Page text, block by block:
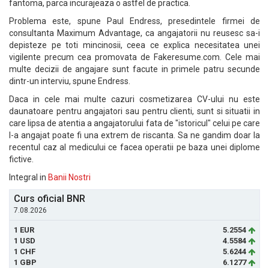
fantoma, parca incurajeaza o astfel de practica.
Problema este, spune Paul Endress, presedintele firmei de
consultanta Maximum Advantage, ca angajatorii nu reusesc sa-i
depisteze pe toti mincinosii, ceea ce explica necesitatea unei
vigilente precum cea promovata de Fakeresume.com. Cele mai
multe decizii de angajare sunt facute in primele patru secunde
dintr-un interviu, spune Endress.
Daca in cele mai multe cazuri cosmetizarea CV-ului nu este
daunatoare pentru angajatori sau pentru clienti, sunt si situatii in
care lipsa de atentia a angajatorului fata de "istoricul" celui pe care
l-a angajat poate fi una extrem de riscanta. Sa ne gandim doar la
recentul caz al medicului ce facea operatii pe baza unei diplome
fictive.
Integral in Banii Nostri
Curs oficial BNR
7.08.2026
1 EUR
5.2554
1 USD
4.5584
1 CHF
5.6244
1 GBP
6.1277